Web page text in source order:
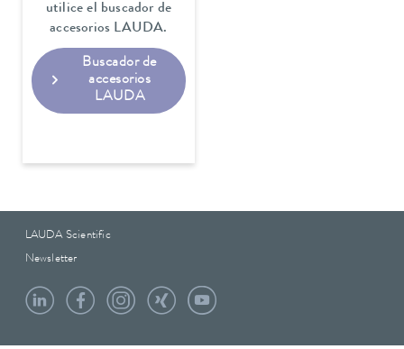
utilice el buscador de
accesorios LAUDA.
Buscador de
accesorios
LAUDA
LAUDA Scientific
Newsletter